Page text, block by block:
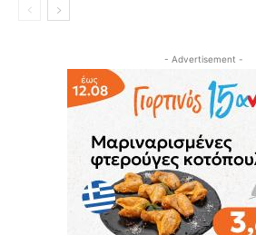
- Advertisement -